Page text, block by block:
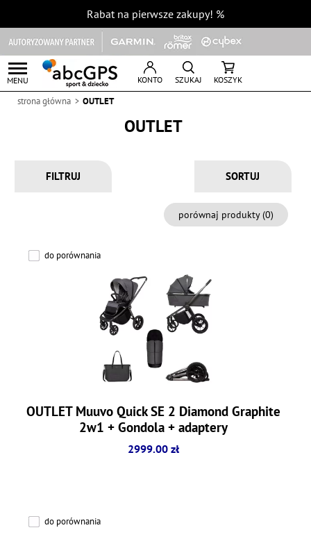
Rabat na pierwsze zakupy! %
MENU KONTO SZUKAJ KOSZYK
strona główna OUTLET
OUTLET
FILTRUJ
porównaj produkty (0)
do porównania
OUTLET Muuvo Quick SE 2 Diamond Graphite
2w1 + Gondola + adaptery
2999.00 zł
do porównania